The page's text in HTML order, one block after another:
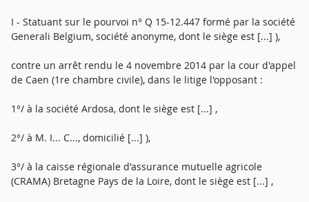
I - Statuant sur le pourvoi n° Q 15-12.447 formé par la société
Generali Belgium, société anonyme, dont le siège est [...] ),
contre un arrêt rendu le 4 novembre 2014 par la cour d'appel
de Caen (1re chambre civile), dans le litige l'opposant :
1°/ à la société Ardosa, dont le siège est [...] ,
2°/ à M. I... C..., domicilié [...] ),
3°/ à la caisse régionale d'assurance mutuelle agricole
(CRAMA) Bretagne Pays de la Loire, dont le siège est [...] ,